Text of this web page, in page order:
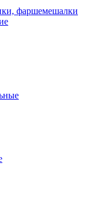
фаршемешалки